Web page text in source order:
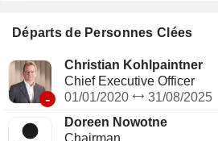
Départs de Personnes Clées
-
Christian Kohlpaintner
Chief Executive Officer
01/01/2020
31/08/2025
Doreen Nowotne